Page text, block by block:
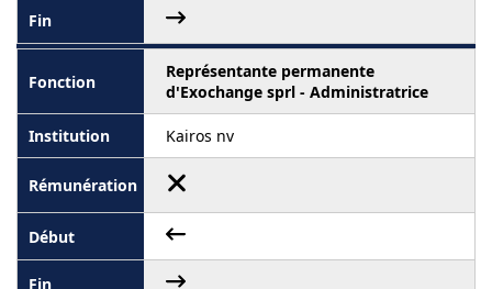
Représentante permanente
d'Exochange sprl - Administratrice
Kairos nv